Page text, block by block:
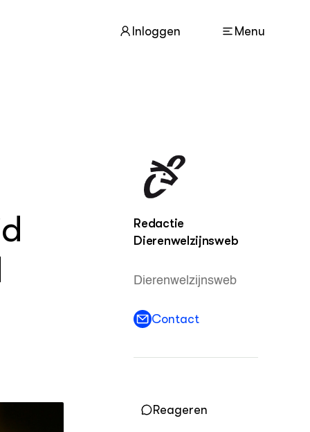
Inloggen Menu
Redactie
Dierenwelzijnsweb
Dierenwelzijnsweb
Contact
Reageren